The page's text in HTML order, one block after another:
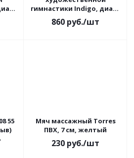
гимнастики Indigo, диам.
19 см, ПВХ, салатовый
металлик
860 руб./шт
55
Мяч массажный Torres
ПВХ, 7 см, желтый
230 руб./шт